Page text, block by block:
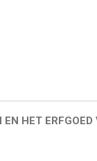
HET ERFGOED